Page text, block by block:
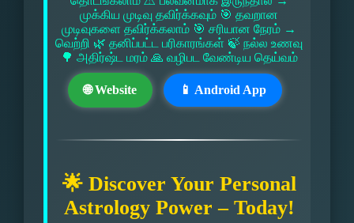
முக்கிய முடிவு தவிர்க்கவும் 🎯 தவறான
முடிவுகளை தவிர்க்கலாம் 🎯 சரியான நேரம் →
வெற்றி 🌿 தனிப்பட்ட பரிகாரங்கள் 🍃 நல்ல உணவு
🌳 அதிர்ஷ்ட மரம் 🙏 வழிபட வேண்டிய தெய்வம்
🌐 Website 📱 Android App
🌟 Discover Your Personal
Astrology Power – Today!